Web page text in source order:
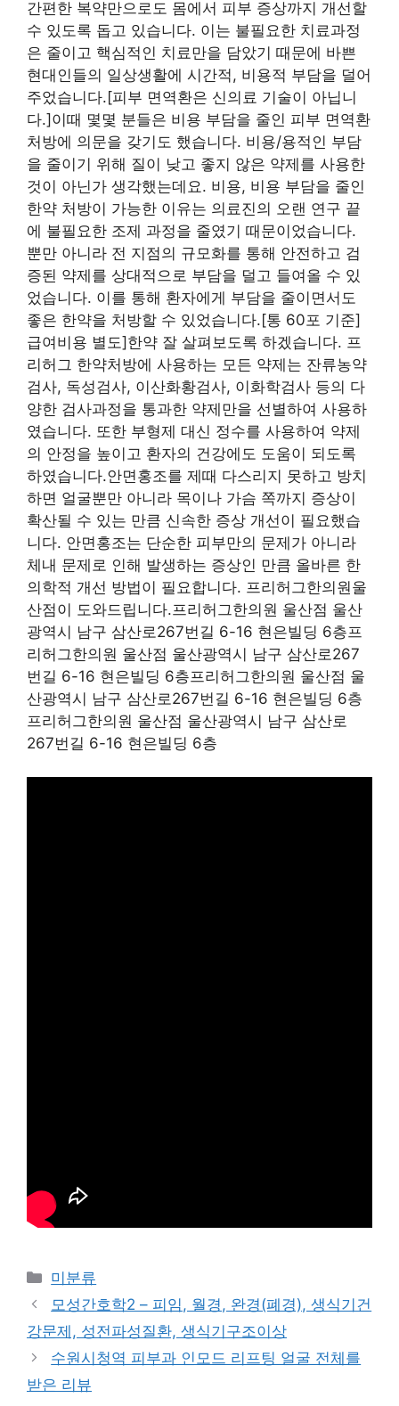
간편한 복약만으로도 몸에서 피부 증상까지 개선할
수 있도록 돕고 있습니다. 이는 불필요한 치료과정
은 줄이고 핵심적인 치료만을 담았기 때문에 바쁜
현대인들의 일상생활에 시간적, 비용적 부담을 덜어
주었습니다.[피부 면역환은 신의료 기술이 아닙니
다.]이때 몇몇 분들은 비용 부담을 줄인 피부 면역환
처방에 의문을 갖기도 했습니다. 비용/용적인 부담
을 줄이기 위해 질이 낮고 좋지 않은 약제를 사용한
것이 아닌가 생각했는데요. 비용, 비용 부담을 줄인
한약 처방이 가능한 이유는 의료진의 오랜 연구 끝
에 불필요한 조제 과정을 줄였기 때문이었습니다.
뿐만 아니라 전 지점의 규모화를 통해 안전하고 검
증된 약제를 상대적으로 부담을 덜고 들여올 수 있
었습니다. 이를 통해 환자에게 부담을 줄이면서도
좋은 한약을 처방할 수 있었습니다.[통 60포 기준]
급여비용 별도]한약 잘 살펴보도록 하겠습니다. 프
리허그 한약처방에 사용하는 모든 약제는 잔류농약
검사, 독성검사, 이산화황검사, 이화학검사 등의 다
양한 검사과정을 통과한 약제만을 선별하여 사용하
였습니다. 또한 부형제 대신 정수를 사용하여 약제
의 안정을 높이고 환자의 건강에도 도움이 되도록
하였습니다.안면홍조를 제때 다스리지 못하고 방치
하면 얼굴뿐만 아니라 목이나 가슴 쪽까지 증상이
확산될 수 있는 만큼 신속한 증상 개선이 필요했습
니다. 안면홍조는 단순한 피부만의 문제가 아니라
체내 문제로 인해 발생하는 증상인 만큼 올바른 한
의학적 개선 방법이 필요합니다. 프리허그한의원울
산점이 도와드립니다.프리허그한의원 울산점 울산
광역시 남구 삼산로267번길 6-16 현은빌딩 6층프
리허그한의원 울산점 울산광역시 남구 삼산로267
번길 6-16 현은빌딩 6층프리허그한의원 울산점 울
산광역시 남구 삼산로267번길 6-16 현은빌딩 6층
프리허그한의원 울산점 울산광역시 남구 삼산로
267번길 6-16 현은빌딩 6층
Categories
미분류
모성간호학2 – 피임, 월경, 완경(폐경), 생식기건
강문제, 성전파성질환, 생식기구조이상
수원시청역 피부과 인모드 리프팅 얼굴 전체를
받은 리뷰